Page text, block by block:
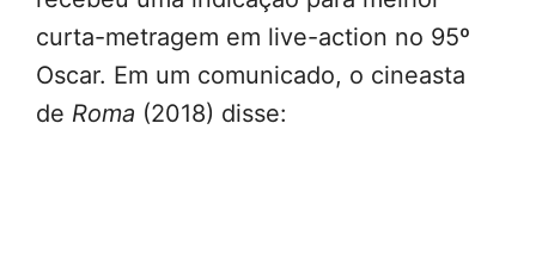
curta-metragem em live-action no 95º
Oscar. Em um comunicado, o cineasta
de Roma (2018) disse: